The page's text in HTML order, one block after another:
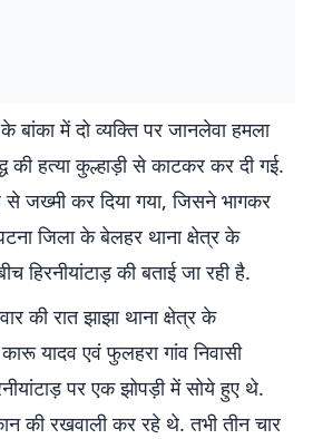
के बांका में दो व्यक्ति पर जानलेवा हमला
की हत्या कुल्हाड़ी से काटकर कर दी गई.
से जख्मी कर दिया गया, जिसने भागकर
जिला के बेलहर थाना क्षेत्र के
हिरनीयांटाड़ की बताई जा रही है.
की रात झाझा थाना क्षेत्र के
कारू यादव एवं फुलहरा गांव निवासी
पर एक झोपड़ी में सोये हुए थे.
की रखवाली कर रहे थे. तभी तीन चार